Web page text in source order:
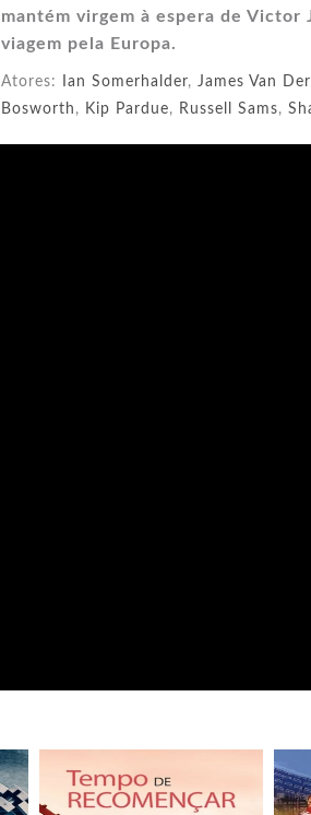
mantém virgem à espera de Victor
viagem pela Europa.
Atores: Ian Somerhalder, James Van
Bosworth , Kip Pardue, Russell Sams,